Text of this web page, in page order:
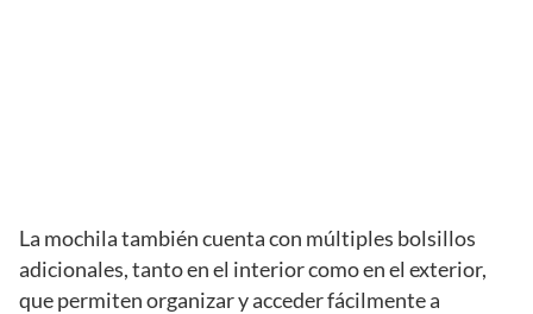
La mochila también cuenta con múltiples bolsillos
adicionales, tanto en el interior como en el exterior,
que permiten organizar y acceder fácilmente a